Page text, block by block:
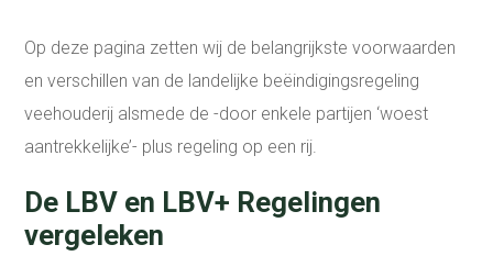
Op deze pagina zetten wij de belangrijkste voorwaarden
en verschillen van de landelijke beëindigingsregeling
veehouderij alsmede de -door enkele partijen ‘woest
aantrekkelijke’- plus regeling op een rij.
De LBV en LBV+ Regelingen
vergeleken